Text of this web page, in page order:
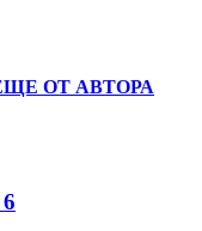
ОТ АВТОРА